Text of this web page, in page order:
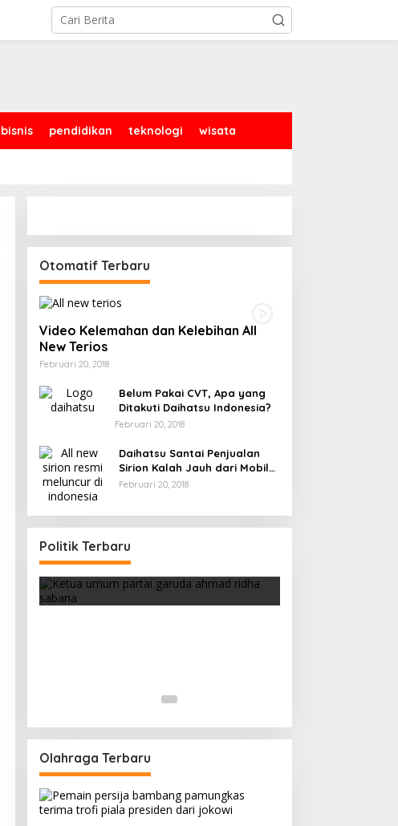
bisnis pendidikan teknologi wisata
Otomatif Terbaru
Video Kelemahan dan Kelebihan All
New Terios
Februari 20, 2018
Belum Pakai CVT, Apa yang
Ditakuti Daihatsu Indonesia?
Februari 20, 2018
Daihatsu Santai Penjualan
Sirion Kalah Jauh dari Mobil
LCGC
Februari 20, 2018
Politik Terbaru
Olahraga Terbaru